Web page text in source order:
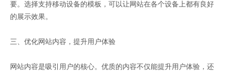
要。选择支持移动设备的模板，可以让网站在各个设备上都有良好
的展示效果。
三、优化网站内容，提升用户体验
网站内容是吸引用户的核心。优质的内容不仅能提升用户体验，还